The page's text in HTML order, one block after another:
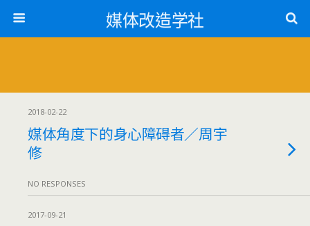
媒体改造学社
2018-02-22
媒体角度下的身心障碍者／周宇
修
NO RESPONSES
2017-09-21